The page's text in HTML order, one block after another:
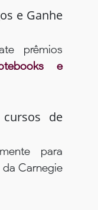
e Ganhe
prêmios
e
de
para
Carnegie